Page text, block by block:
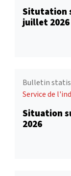
Situtation
juillet 2026
Bulletin
Service de
Situation
2026